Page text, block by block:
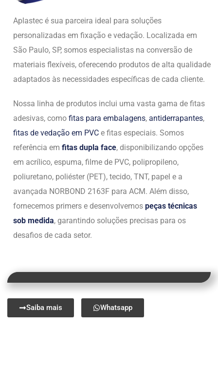
Aplastec é sua parceira ideal para soluções
personalizadas em fixação e vedação. Localizada em
São Paulo, SP, somos especialistas na conversão de
materiais flexíveis, oferecendo produtos de alta qualidade
adaptados às necessidades específicas de cada cliente.
Nossa linha de produtos inclui uma vasta gama de fitas
adesivas, como fitas para embalagens, antiderrapantes,
fitas de vedação em PVC e fitas especiais. Somos
referência em fitas dupla face, disponibilizando opções
em acrílico, espuma, filme de PVC, polipropileno,
poliuretano, poliéster (PET), tecido, TNT, papel e a
avançada NORBOND 2163F para ACM. Além disso,
fornecemos primers e desenvolvemos peças técnicas
sob medida, garantindo soluções precisas para os
desafios de cada setor.
Saiba mais Whatsapp